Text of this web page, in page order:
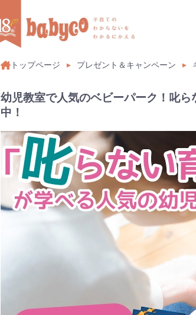
トップページ プレゼント＆キャンペーン
幼児教室で人気のベビーパーク​​！叱
中！